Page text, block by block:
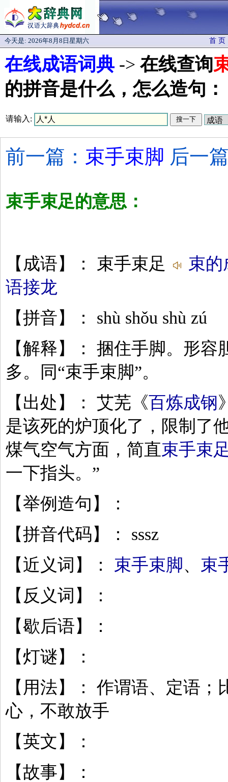
今天是: 2026年8月8日星期六 首 页
在线成语词典 -> 在线查询
的拼音是什么，怎么造句：
请输入:
前一篇： 束手束脚 后一
束手束足的意思：
【成语】： 束手束足
束的
语接龙
【拼音】： shù shǒu shù zú
【解释】： 捆住手脚。形容
多。同“束手束脚”。
【出处】： 艾芜《百炼成钢
是该死的炉顶化了，限制了
煤气空气方面，简直束手束
一下指头。”
【举例造句】：
【拼音代码】： sssz
【近义词】： 束手束脚、 束
【反义词】：
【歇后语】：
【灯谜】：
【用法】： 作谓语、定语；
心，不敢放手
【英文】：
【故事】：